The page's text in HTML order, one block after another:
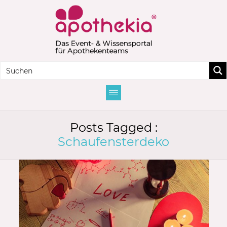
Posts Tagged :
Schaufensterdeko